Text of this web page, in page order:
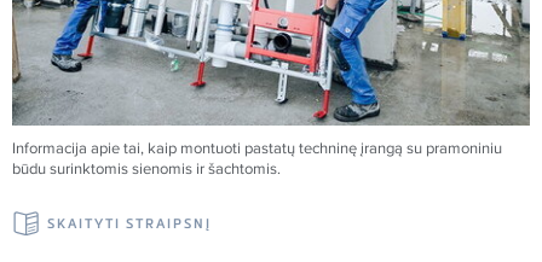
Informacija apie tai, kaip montuoti pastatų techninę įrangą su pramoniniu
būdu surinktomis sienomis ir šachtomis.
SKAITYTI STRAIPSNĮ